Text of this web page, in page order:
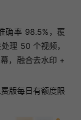
确率 98.5%，覆
理 50 个视频，
，融合去水印 +
版每日有额度限